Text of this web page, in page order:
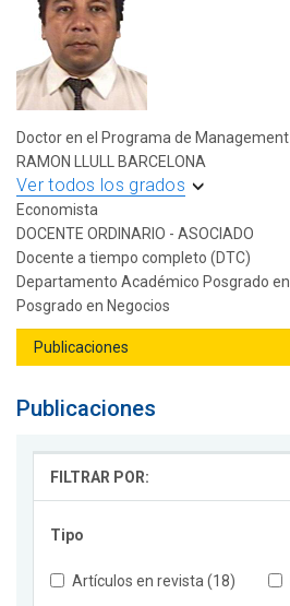
Doctor en el Programa de Management
RAMON LLULL BARCELONA
Ver todos los grados
Economista
DOCENTE ORDINARIO - ASOCIADO
Docente a tiempo completo (DTC)
Departamento Académico Posgrado
Posgrado en Negocios
Publicaciones
FILTRAR POR:
Tipo
Artículos en revista (18)